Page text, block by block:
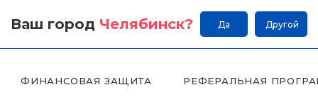
Ваш город Челябинск? Да Другой
ФИНАНСОВАЯ ЗАЩИТА РЕФЕРАЛЬНАЯ